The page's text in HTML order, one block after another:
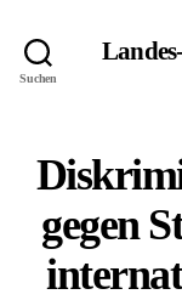
Suchen
gegen